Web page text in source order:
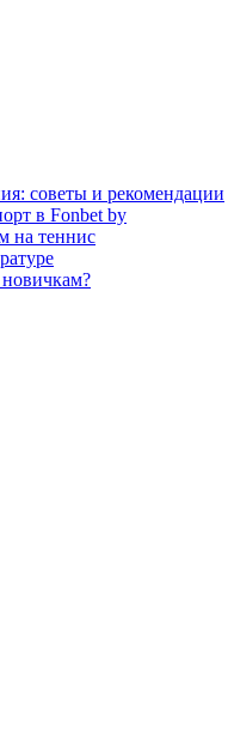
советы и рекомендации
в Fonbet by
на теннис